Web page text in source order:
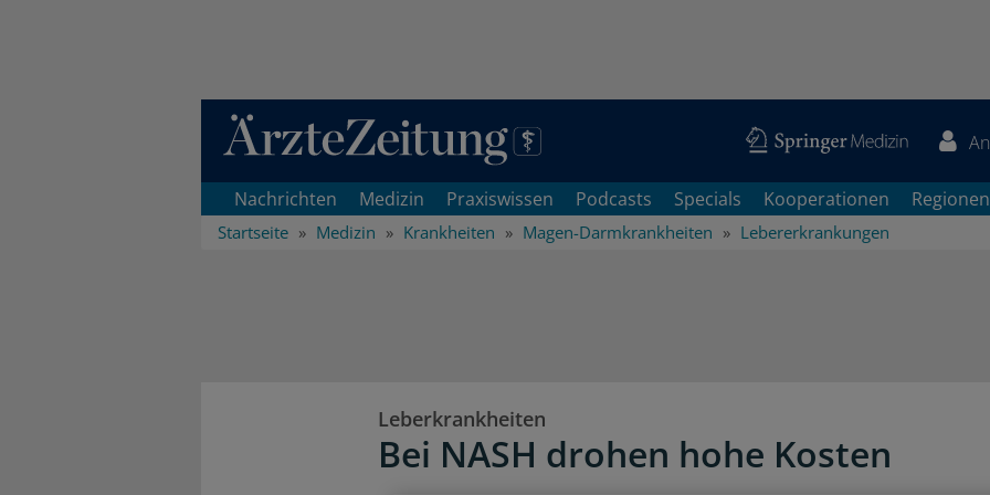
Direkt zum Inhaltsbereich
Nachrichten Medizin Praxiswissen Podcasts Specials Kooperationen Regionen
Startseite Medizin Krankheiten Magen-Darmkrankheiten Lebererkrankungen
Leberkrankheiten
Bei NASH drohen hohe Kosten